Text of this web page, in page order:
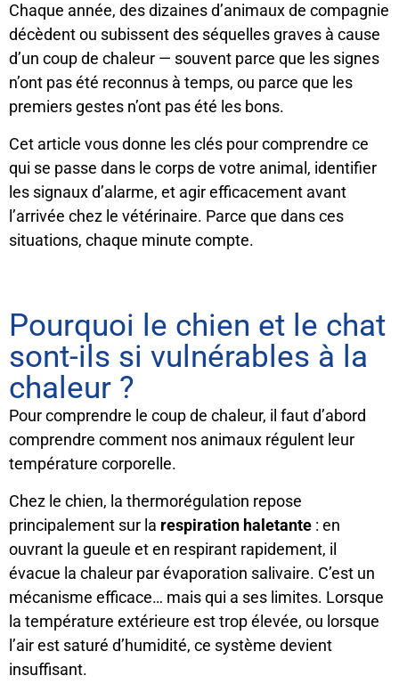
Chaque année, des dizaines d’animaux de compagnie
décèdent ou subissent des séquelles graves à cause
d’un coup de chaleur — souvent parce que les signes
n’ont pas été reconnus à temps, ou parce que les
premiers gestes n’ont pas été les bons.
Cet article vous donne les clés pour comprendre ce
qui se passe dans le corps de votre animal, identifier
les signaux d’alarme, et agir efficacement avant
l’arrivée chez le vétérinaire. Parce que dans ces
situations, chaque minute compte.
Pourquoi le chien et le chat
sont-ils si vulnérables à la
chaleur ?
Pour comprendre le coup de chaleur, il faut d’abord
comprendre comment nos animaux régulent leur
température corporelle.
Chez le chien, la thermorégulation repose
principalement sur la respiration haletante : en
ouvrant la gueule et en respirant rapidement, il
évacue la chaleur par évaporation salivaire. C’est un
mécanisme efficace… mais qui a ses limites. Lorsque
la température extérieure est trop élevée, ou lorsque
l’air est saturé d’humidité, ce système devient
insuffisant.